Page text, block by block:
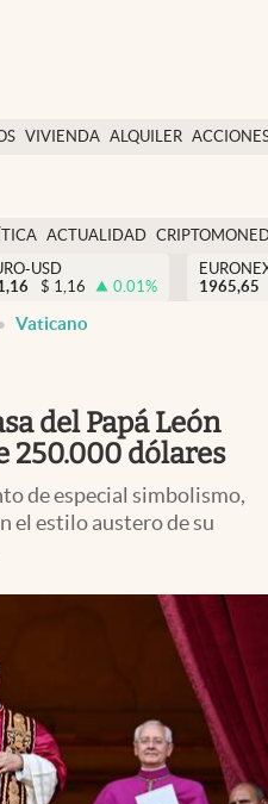
VIVIENDA ALQUILER
USA
ACTUALIDAD
USD
$ 1,16 0.01%
1965,65
Vaticano
del Papá León
250.000 dólares
de especial simbolismo,
el estilo austero de su